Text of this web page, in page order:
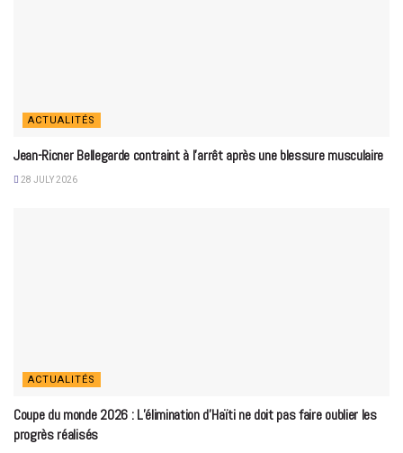
ACTUALITÉS
Jean-Ricner Bellegarde contraint à l’arrêt après une blessure musculaire
28 JULY 2026
ACTUALITÉS
Coupe du monde 2026 : L’élimination d’Haïti ne doit pas faire oublier les
progrès réalisés